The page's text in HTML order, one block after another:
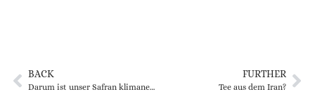
BACK
Darum ist unser Safran klimaneutral
FURTHER
Tee aus dem Iran?